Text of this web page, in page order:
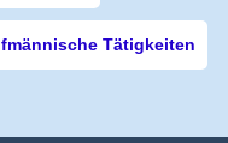
Tätigkeiten